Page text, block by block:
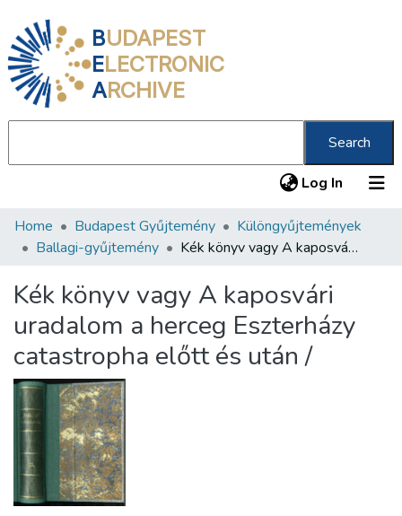
BUDAPEST
ELECTRONIC
ARCHIVE
Search
Log In (current)
Communities & Collections
Statistics
About us
Home Budapest Gyűjtemény
Különgyűjtemények
Ballagi-gyűjtemény
Kék könyv vagy A kaposvári uradalom a herceg Eszterházy catastropha előtt és után /
Kék könyv vagy A kaposvári
uradalom a herceg Eszterházy
catastropha előtt és után /